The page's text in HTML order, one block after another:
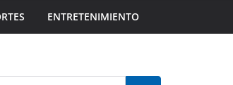
ENTRETENIMIENTO